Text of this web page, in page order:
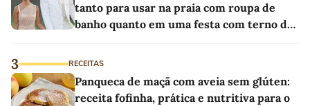
tanto para usar na praia com roupa de
banho quanto em uma festa com terno de
3 RECEITAS
Panqueca de maçã com aveia sem glúten:
receita fofinha, prática e nutritiva para o